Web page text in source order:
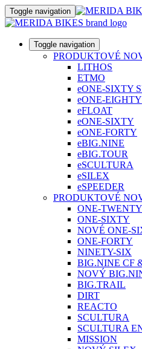
Toggle navigation
Toggle navigation
PRODUKTOVÉ
LITHOS
ETMO
eONE-SIXTY
eONE-EIGHTY
eFLOAT
eONE-SIXTY
eONE-FORTY
eBIG.NINE
eBIG.TOUR
eSCULTURA
eSILEX
eSPEEDER
PRODUKTOVÉ
ONE-TWENTY
ONE-SIXTY
NOVÉ ONE-
ONE-FORTY
NINETY-SIX
BIG.NINE CF
NOVÝ
BIG.TRAIL
DIRT
REACTO
SCULTURA
SCULTURA
MISSION